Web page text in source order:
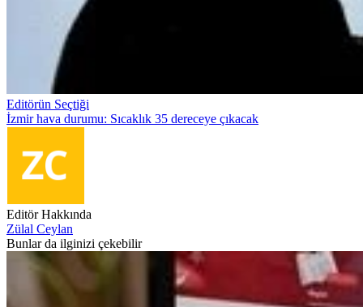
Editörün Seçtiği
İzmir hava durumu: Sıcaklık 35 dereceye çıkacak
Editör Hakkında
Zülal Ceylan
Bunlar da ilginizi çekebilir